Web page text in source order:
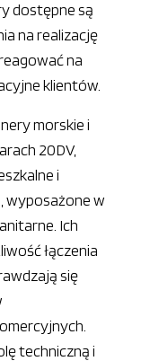
dostępne są
na realizację
na
klientów.
morskie i
20DV,
i
wyposażone w
Ich
łączenia
się
techniczną i